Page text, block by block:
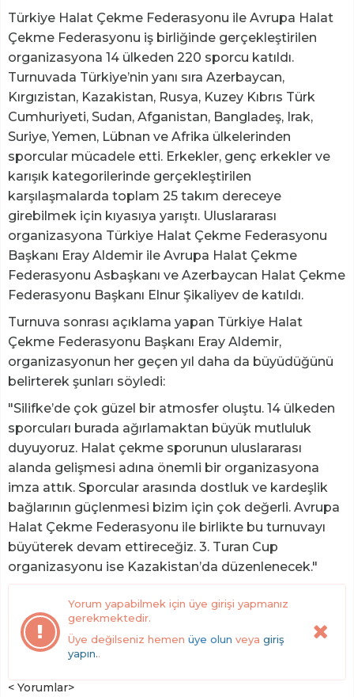
Türkiye Halat Çekme Federasyonu ile Avrupa Halat
Çekme Federasyonu iş birliğinde gerçekleştirilen
organizasyona 14 ülkeden 220 sporcu katıldı.
Turnuvada Türkiye’nin yanı sıra Azerbaycan,
Kırgızistan, Kazakistan, Rusya, Kuzey Kıbrıs Türk
Cumhuriyeti, Sudan, Afganistan, Bangladeş, Irak,
Suriye, Yemen, Lübnan ve Afrika ülkelerinden
sporcular mücadele etti. Erkekler, genç erkekler ve
karışık kategorilerinde gerçekleştirilen
karşılaşmalarda toplam 25 takım dereceye
girebilmek için kıyasıya yarıştı. Uluslararası
organizasyona Türkiye Halat Çekme Federasyonu
Başkanı Eray Aldemir ile Avrupa Halat Çekme
Federasyonu Asbaşkanı ve Azerbaycan Halat Çekme
Federasyonu Başkanı Elnur Şikaliyev de katıldı.
Turnuva sonrası açıklama yapan Türkiye Halat
Çekme Federasyonu Başkanı Eray Aldemir,
organizasyonun her geçen yıl daha da büyüdüğünü
belirterek şunları söyledi:
"Silifke’de çok güzel bir atmosfer oluştu. 14 ülkeden
sporcuları burada ağırlamaktan büyük mutluluk
duyuyoruz. Halat çekme sporunun uluslararası
alanda gelişmesi adına önemli bir organizasyona
imza attık. Sporcular arasında dostluk ve kardeşlik
bağlarının güçlenmesi bizim için çok değerli. Avrupa
Halat Çekme Federasyonu ile birlikte bu turnuvayı
büyüterek devam ettireceğiz. 3. Turan Cup
organizasyonu ise Kazakistan’da düzenlenecek."
Yorum yapabilmek için üye girişi yapmanız
gerekmektedir.
Üye değilseniz hemen üye olun veya giriş
yapın..
< Yorumlar>